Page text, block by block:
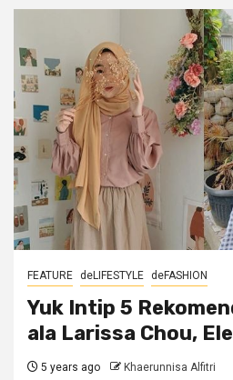
FEATURE deLIFESTYLE deFASHION
Yuk Intip 5
ala Larissa Chou,
5 years ago Khaerunnisa Alfitri